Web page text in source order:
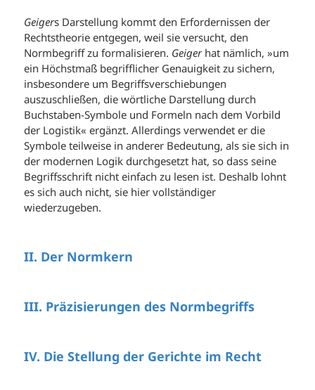
Geigers Darstellung kommt den Erfordernissen der
Rechtstheorie entgegen, weil sie versucht, den
Normbegriff zu formalisieren. Geigerhat nämlich, »um
ein Höchstmaß begrifflicher Genauigkeit zu sichern,
insbesondere um Begriffsverschiebungen
auszuschließen, die wörtliche Darstellung durch
Buchstaben-Symbole und Formeln nach dem Vorbild
der Logistik« ergänzt. Allerdings verwendet er die
Symbole teilweise in anderer Bedeutung, als sie sich in
der modernen Logik durchgesetzt hat, so dass seine
Begriffsschrift nicht einfach zu lesen ist. Deshalb lohnt
es sich auch nicht, sie hier vollständiger
wiederzugeben.
II. Der Normkern
III. Präzisierungen des Normbegriffs
IV. Die Stellung der Gerichte im Recht